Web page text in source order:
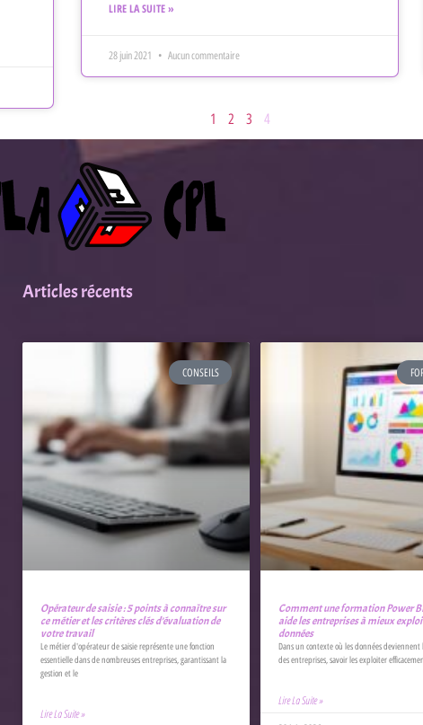
LIRE LA SUITE »
28 juin 2021 Aucun commentaire
1 2 3 4
Articles récents
CONSEILS
Opérateur de saisie : 5 points à connaître sur
ce métier et les critères clés d’évaluation de
votre travail
Le métier d'opérateur de saisie représente une fonction
essentielle dans de nombreuses entreprises, garantissant la
gestion et le
Lire La Suite »
Comment une formation Power
aide les entreprises à mieux
données
Dans un contexte où les données deviennent
des entreprises, savoir les exploiter
Lire La Suite »